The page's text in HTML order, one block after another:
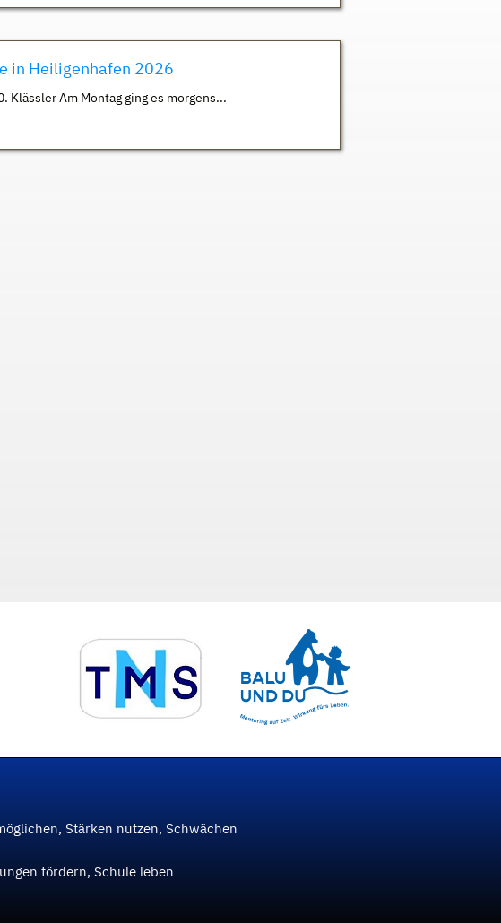
in Heiligenhafen 2026
Klässler Am Montag ging es morgens...
Stärken nutzen, Schwächen
fördern, Schule leben